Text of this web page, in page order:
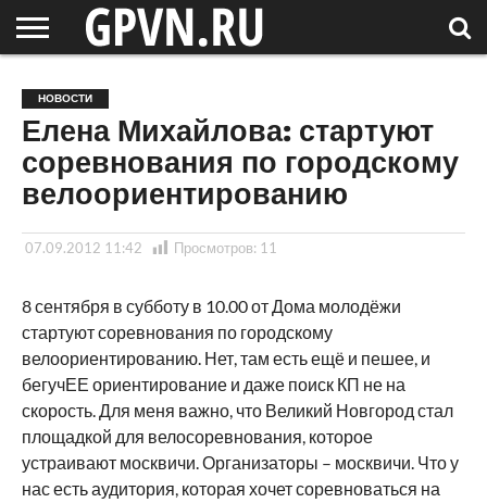
ОБЛАСТЬ
НОВОСТИ
СОСЕДЕЙ
РОССИЯ
/ МИР
СПЕЦПРОЕКТЫ
БЛОГ
СТАТЬИ
ФОТОРЕПОРТАЖИ
ИНТЕРВЬЮ
ОБЪЕКТЫ
ПОДБОРКИ
НОВОСТИ
Елена Михайлова: стартуют
соревнования по городскому
велоориентированию
07.09.2012 11:42 Просмотров: 11
8 сентября в субботу в 10.00 от Дома молодёжи
стартуют соревнования по городскому
велоориентированию. Нет, там есть ещё и пешее, и
бегучЕЕ ориентирование и даже поиск КП не на
скорость. Для меня важно, что Великий Новгород стал
площадкой для велосоревнования, которое
устраивают москвичи. Организаторы – москвичи. Что у
нас есть аудитория, которая хочет соревноваться на